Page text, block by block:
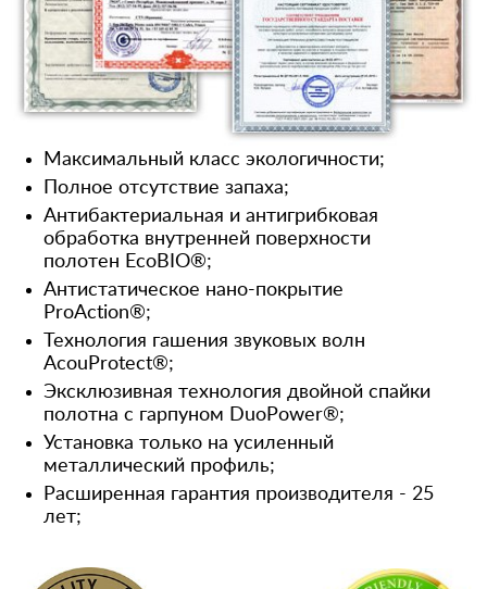
Максимальный класс экологичности;
Полное отсутствие запаха;
Антибактериальная и антигрибковая
обработка внутренней поверхности
полотен EcoBIO®;
Антистатическое нано-покрытие
ProAction®;
Технология гашения звуковых волн
AcouProtect®;
Эксклюзивная технология двойной спайки
полотна с гарпуном DuoPower®;
Установка только на усиленный
металлический профиль;
Расширенная гарантия производителя - 25
лет;